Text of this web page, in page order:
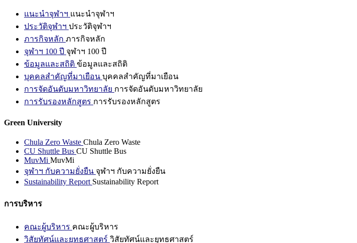
แนะนำจุฬาฯ แนะนำจุฬาฯ
ประวัติจุฬาฯ ประวัติจุฬาฯ
ภารกิจหลัก ภารกิจหลัก
จุฬาฯ 100 ปี จุฬาฯ 100 ปี
ข้อมูลและสถิติ ข้อมูลและสถิติ
บุคคลสำคัญที่มาเยือน บุคคลสำคัญที่มาเยือน
การจัดอันดับมหาวิทยาลัย การจัดอันดับมหาวิทยาลัย
การรับรองหลักสูตร การรับรองหลักสูตร
Green University
Chula Zero Waste Chula Zero Waste
CU Shuttle Bus CU Shuttle Bus
MuvMi MuvMi
จุฬาฯ กับความยั่งยืน จุฬาฯ กับความยั่งยืน
Sustainability Report Sustainability Report
การบริหาร
คณะผู้บริหาร คณะผู้บริหาร
วิสัยทัศน์และยุทธศาสตร์ วิสัยทัศน์และยุทธศาสตร์